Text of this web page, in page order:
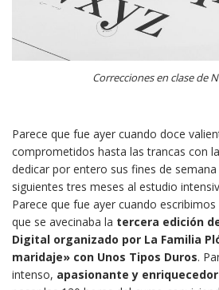
Correcciones en clase de
Parece que fue ayer cuando doce
comprometidos hasta las trancas con
dedicar por entero sus fines de
siguientes tres meses al estudio
Parece que fue ayer cuando escribimos
que se avecinaba la tercera edición
Digital organizado por La Familia
maridaje» con Unos Tipos Duros.
intenso, apasionante y enriquecedor